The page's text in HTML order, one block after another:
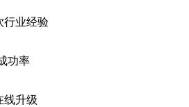
行业经验
功率
线升级